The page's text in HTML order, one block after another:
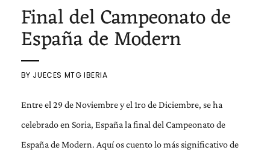
Final del Campeonato de
España de Modern
BY JUECES MTG IBERIA
Entre el 29 de Noviembre y el 1ro de Diciembre, se ha
celebrado en Soria, España la final del Campeonato de
España de Modern. Aquí os cuento lo más significativo de